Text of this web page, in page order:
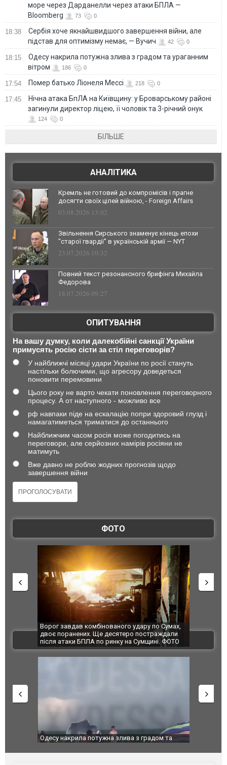
море через Дарданелли через атаки БПЛА —
Bloomberg
73 0
18:38
Сербія хоче якнайшвидшого завершення війни, але
підстав для оптимізму немає, — Вучич
42 0
18:15
Одесу накрила потужна злива з градом та ураганним
вітром
186 0
17:54 Помер батько Ліонеля Мессі 218 0
17:45
Нічна атака БпЛА на Київщину: у Броварському районі
загинули директор ліцею, її чоловік та 3-річний онук
124 0
БІЛЬШЕ
АНАЛІТИКА
Кремль не готовий до компромісів і прагне
досягти своїх цілей війною, - Foreign Affairs
03.08.2026 13:02
Звільнення Сирського знаменує кінець епохи
"старої гвардії" в українській армії — NYT
23.07.2026 10:32
Повний текст резонансного брифінга Михайла
Федорова
18.07.2026 09:27
ОПИТУВАННЯ
На вашу думку, коли далекобійні санкції України
примусять росію сісти за стіл переговорів?
У найближчі місяці удари України по росії стануть
настільки болючими, що агресору доведеться
поновити перемовини
Цього року не варто чекати поновлення переговорного
процесу. А от наступного - можливо все
рф навпаки піде на ескалацію попри здоровий глузд і
намагатиметься триматися до останнього
Найближчим часом росія може погодитись на
переговори, але серйозних намірів росіяни не
матимуть
Вже давно не роблю жодних прогнозів щодо
завершення війни
ФОТО
За 2000 кілометрів від кордону з Україною: в
Єкатеринбурзі після атаки дронів загорівся
склад Wildberries. ФОТО. ВІДЕО
"Мої
ВІДЕО
Вже вивели на тести: Ferrari готує оновлення
Вийшов
фільму